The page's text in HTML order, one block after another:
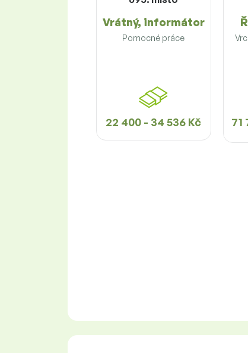
Vrátný, informátor
Pomocné práce
22 400 - 34 536 Kč 71